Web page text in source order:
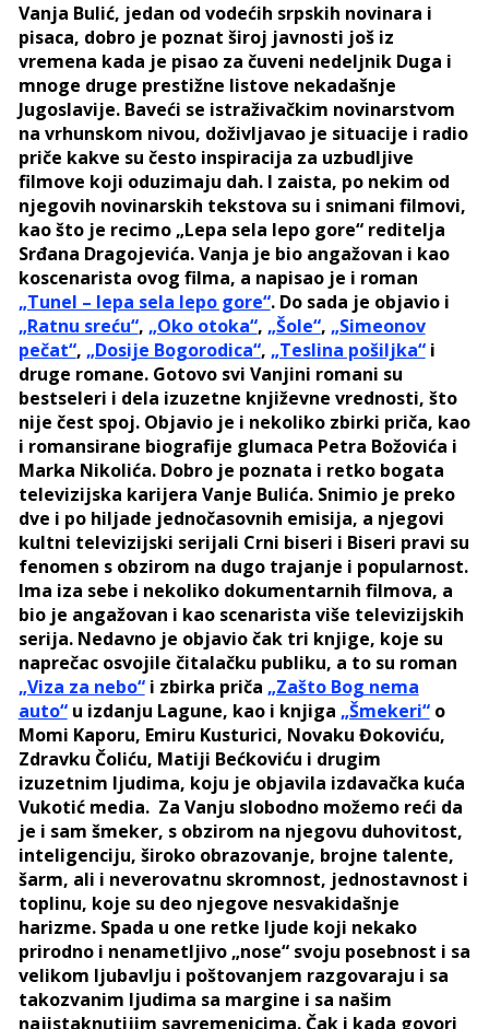
Vanja Bulić, jedan od vodećih srpskih novinara i
pisaca, dobro je poznat široj javnosti još iz
vremena kada je pisao za čuveni nedeljnik Duga i
mnoge druge prestižne listove nekadašnje
Jugoslavije. Baveći se istraživačkim novinarstvom
na vrhunskom nivou, doživljavao je situacije i radio
priče kakve su često inspiracija za uzbudljive
filmove koji oduzimaju dah. I zaista, po nekim od
njegovih novinarskih tekstova su i snimani filmovi,
kao što je recimo „Lepa sela lepo gore“ reditelja
Srđana Dragojevića. Vanja je bio angažovan i kao
koscenarista ovog filma, a napisao je i roman
„Tunel – lepa sela lepo gore“. Do sada je objavio i
„Ratnu sreću“, „Oko otoka“, „Šole“, „Simeonov
pečat“, „Dosije Bogorodica“, „Teslina pošiljka“i
druge romane. Gotovo svi Vanjini romani su
bestseleri i dela izuzetne književne vrednosti, što
nije čest spoj. Objavio je i nekoliko zbirki priča, kao
i romansirane biografije glumaca Petra Božovića i
Marka Nikolića. Dobro je poznata i retko bogata
televizijska karijera Vanje Bulića. Snimio je preko
dve i po hiljade jednočasovnih emisija, a njegovi
kultni televizijski serijali Crni biseri i Biseri pravi su
fenomen s obzirom na dugo trajanje i popularnost.
Ima iza sebe i nekoliko dokumentarnih filmova, a
bio je angažovan i kao scenarista više televizijskih
serija. Nedavno je objavio čak tri knjige, koje su
naprečac osvojile čitalačku publiku, a to su roman
„Viza za nebo“i zbirka priča „Zašto Bog nema
auto“u izdanju Lagune, kao i knjiga „Šmekeri“o
Momi Kaporu, Emiru Kusturici, Novaku Đokoviću,
Zdravku Čoliću, Matiji Bećkoviću i drugim
izuzetnim ljudima, koju je objavila izdavačka kuća
Vukotić media. Za Vanju slobodno možemo reći da
je i sam šmeker, s obzirom na njegovu duhovitost,
inteligenciju, široko obrazovanje, brojne talente,
šarm, ali i neverovatnu skromnost, jednostavnost i
toplinu, koje su deo njegove nesvakidašnje
harizme. Spada u one retke ljude koji nekako
prirodno i nenametljivo „nose“ svoju posebnost i sa
velikom ljubavlju i poštovanjem razgovaraju i sa
takozvanim ljudima sa margine i sa našim
najistaknutijim savremenicima. Čak i kada govori